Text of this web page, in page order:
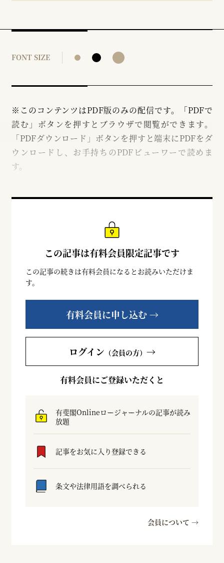
FONT SIZE
※このコンテンツはPDF版のみの配信です。「PDFで
読む」ボタンを押すとブラウザで閲覧ができます。
「PDFダウンロード」ボタンを押すと端末にPDFをダ
ウンロードし、お手持ちのPDFビューワーで読めま
す。
この記事は有料会員限定記事です
この記事の続きは有料会員になるとお読みいただけま
す。
有料会員に申し込む →
ログイン （会員の方） →
有料会員にご登録いただくと
有斐閣Onlineロージャーナルの記事が読み
放題
記事をお気に入り登録できる
条文や法律用語を調べられる
会員について →